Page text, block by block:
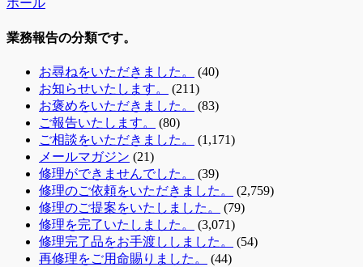
ホール
業務報告の分類です。
お尋ねをいただきました。
(40)
お知らせいたします。
(211)
お褒めをいただきました。
(83)
ご報告いたします。
(80)
ご相談をいただきました。
(1,171)
メールマガジン (21)
修理ができませんでした。
(39)
修理のご依頼をいただきました。
(2,759)
修理のご提案をいたしました。
(79)
修理を完了いたしました。
(3,071)
修理完了品をお手渡ししました。
(54)
再修理をご用命賜りました。
(44)